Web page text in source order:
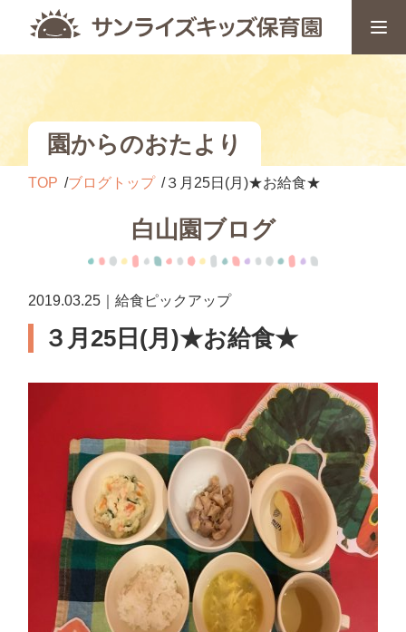
園からのおたより
TOP ブログトップ ３月25日(月)★お給食★
白山園ブログ
2019.03.25｜給食ピックアップ
３月25日(月)★お給食★